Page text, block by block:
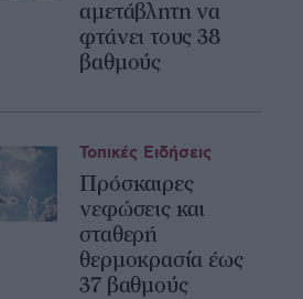
αμετάβλητη να
φτάνει τους 38
βαθμούς
Πρόσκαιρες
νεφώσεις και
σταθερή
θερμοκρασία έως
37 βαθμούς
Τοπικές Ειδήσεις